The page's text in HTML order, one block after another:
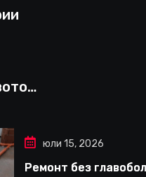
юли 15, 2026
Ремонт без